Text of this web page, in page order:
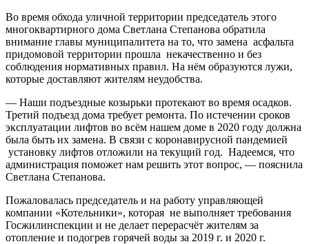
Во время обхода уличной территории председатель этого
многоквартирного дома Светлана Степанова обратила
внимание главы муниципалитета на то, что замена асфальта
придомовой территории прошла некачественно и без
соблюдения нормативных правил. На нём образуются лужи,
которые доставляют жителям неудобства.
— Наши подъездные козырьки протекают во время осадков.
Третий подъезд дома требует ремонта. По истечении сроков
эксплуатации лифтов во всём нашем доме в 2020 году должна
была быть их замена. В связи с коронавирусной пандемией
установку лифтов отложили на текущий год. Надеемся, что
администрация поможет нам решить этот вопрос, — пояснила
Светлана Степанова.
Пожаловалась председатель и на работу управляющей
компании «Котельники», которая не выполняет требования
Госжилинспекции и не делает перерасчёт жителям за
отопление и подогрев горячей воды за 2019 г. и 2020 г.